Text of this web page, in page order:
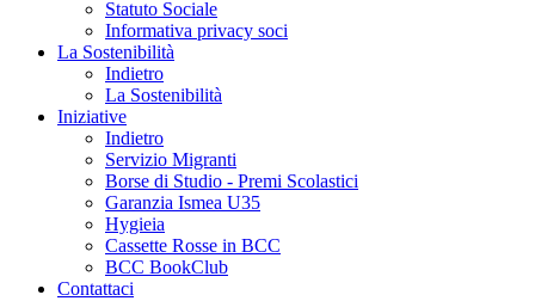
Statuto Sociale
Informativa privacy soci
La Sostenibilità
Indietro
La Sostenibilità
Iniziative
Indietro
Servizio Migranti
Borse di Studio - Premi Scolastici
Garanzia Ismea U35
Hygieia
Cassette Rosse in BCC
BCC BookClub
Contattaci